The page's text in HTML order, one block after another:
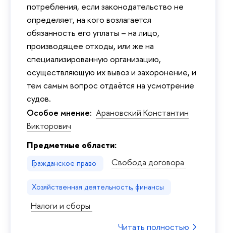
потребления, если законодательство не
определяет, на кого возлагается
обязанность его уплаты – на лицо,
производящее отходы, или же на
специализированную организацию,
осуществляющую их вывоз и захоронение, и
тем самым вопрос отдаётся на усмотрение
судов.
Особое мнение: Арановский Константин
Викторович
Предметные области:
Гражданское право Свобода договора
Хозяйственная деятельность, финансы
Налоги и сборы
Читать полностью